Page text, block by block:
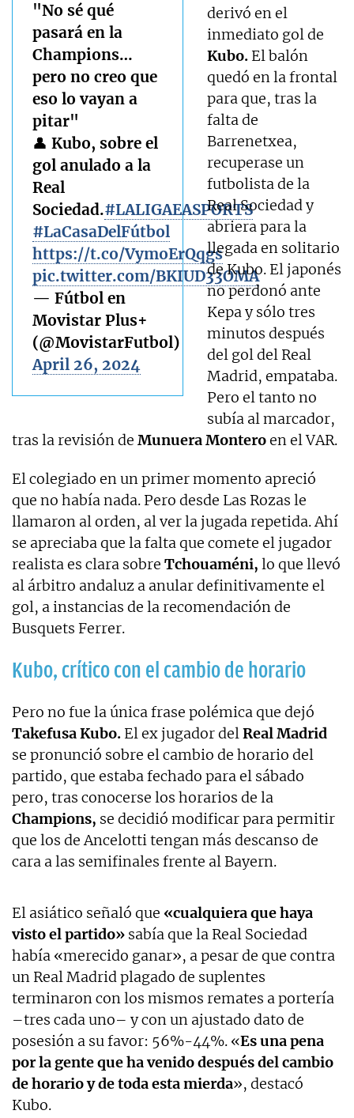
"No sé qué
pasará en la
Champions…
pero no creo que
eso lo vayan a
pitar"
👤 Kubo, sobre el
gol anulado a la
Real
Sociedad.#LALIGAEASPORTS
#LaCasaDelFútbol
https://t.co/VymoErQqgs
pic.twitter.com/BKIUD33OMA
— Fútbol en
Movistar Plus+
(@MovistarFutbol)
April 26, 2024
derivó en el
inmediato gol de
Kubo. El balón
quedó en la frontal
para que, tras la
falta de
Barrenetxea,
recuperase un
futbolista de la
Real Sociedad y
abriera para la
llegada en solitario
de Kubo. El japonés
no perdonó ante
Kepa y sólo tres
minutos después
del gol del Real
Madrid, empataba.
Pero el tanto no
subía al marcador,
tras la revisión de Munuera Monteroen el VAR.
El colegiado en un primer momento apreció
que no había nada. Pero desde Las Rozas le
llamaron al orden, al ver la jugada repetida. Ahí
se apreciaba que la falta que comete el jugador
realista es clara sobre Tchouaméni, lo que llevó
al árbitro andaluz a anular definitivamente el
gol, a instancias de la recomendación de
Busquets Ferrer.
Kubo, crítico con el cambio de horario
Pero no fue la única frase polémica que dejó
Takefusa Kubo. El ex jugador delReal Madrid
se pronunció sobre el cambio de horario del
partido, que estaba fechado para el sábado
pero, tras conocerse los horarios de la
Champions, se decidió modificar para permitir
que los de Ancelotti tengan más descanso de
cara a las semifinales frente al Bayern.
El asiático señaló que «cualquiera que haya
visto el partido» sabía que la Real Sociedad
había «merecido ganar», a pesar de que contra
un Real Madrid plagado de suplentes
terminaron con los mismos remates a portería
–tres cada uno– y con un ajustado dato de
posesión a su favor: 56%-44%. «Es una pena
por la gente que ha venido después del cambio
de horario y de toda esta mierda», destacó
Kubo.